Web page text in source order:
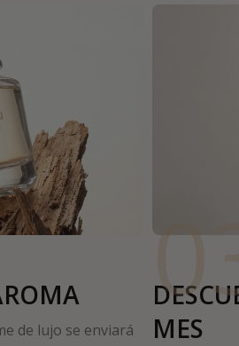
de lujo se enviará
MES